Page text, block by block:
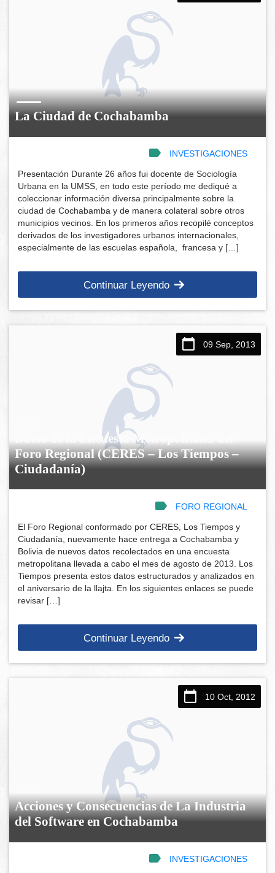
La Ciudad de Cochabamba
INVESTIGACIONES
Presentación Durante 26 años fui docente de Sociología
Urbana en la UMSS, en todo este período me dediqué a
coleccionar información diversa principalmente sobre la
ciudad de Cochabamba y de manera colateral sobre otros
municipios vecinos. En los primeros años recopilé conceptos
derivados de los investigadores urbanos internacionales,
especialmente de las escuelas española, francesa y […]
Continuar Leyendo
09 Sep, 2013
Datos de la Encuesta Metropolitana del
Foro Regional (CERES – Los Tiempos –
Ciudadanía)
FORO REGIONAL
El Foro Regional conformado por CERES, Los Tiempos y
Ciudadanía, nuevamente hace entrega a Cochabamba y
Bolivia de nuevos datos recolectados en una encuesta
metropolitana llevada a cabo el mes de agosto de 2013. Los
Tiempos presenta estos datos estructurados y analizados en
el aniversario de la llajta. En los siguientes enlaces se puede
revisar […]
Continuar Leyendo
10 Oct, 2012
Acciones y Consecuencias de La Industria
del Software en Cochabamba
INVESTIGACIONES